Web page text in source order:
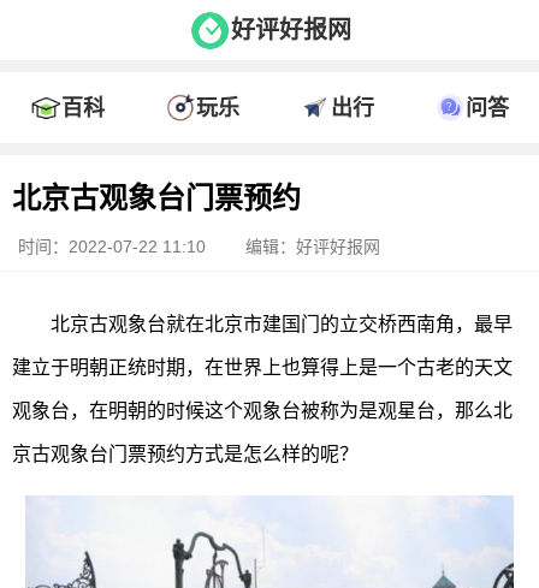
好评好报网
百科 玩乐 出行 问答
北京古观象台门票预约
时间：2022-07-22 11:10 编辑：好评好报网
北京古观象台就在北京市建国门的立交桥西南角，最早
建立于明朝正统时期，在世界上也算得上是一个古老的天文
观象台，在明朝的时候这个观象台被称为是观星台，那么北
京古观象台门票预约方式是怎么样的呢？